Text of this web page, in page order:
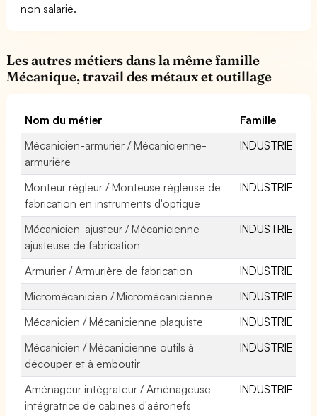
non salarié.
Les autres métiers dans la même famille
Mécanique, travail des métaux et outillage
Nom du métier
Famille
Mécanicien-armurier / Mécanicienne-
armurière
INDUSTRIE
Monteur régleur / Monteuse régleuse de
fabrication en instruments d'optique
INDUSTRIE
Mécanicien-ajusteur / Mécanicienne-
ajusteuse de fabrication
INDUSTRIE
Armurier / Armurière de fabrication
INDUSTRIE
Micromécanicien / Micromécanicienne
INDUSTRIE
Mécanicien / Mécanicienne plaquiste
INDUSTRIE
Mécanicien / Mécanicienne outils à
découper et à emboutir
INDUSTRIE
Aménageur intégrateur / Aménageuse
intégratrice de cabines d'aéronefs
INDUSTRIE